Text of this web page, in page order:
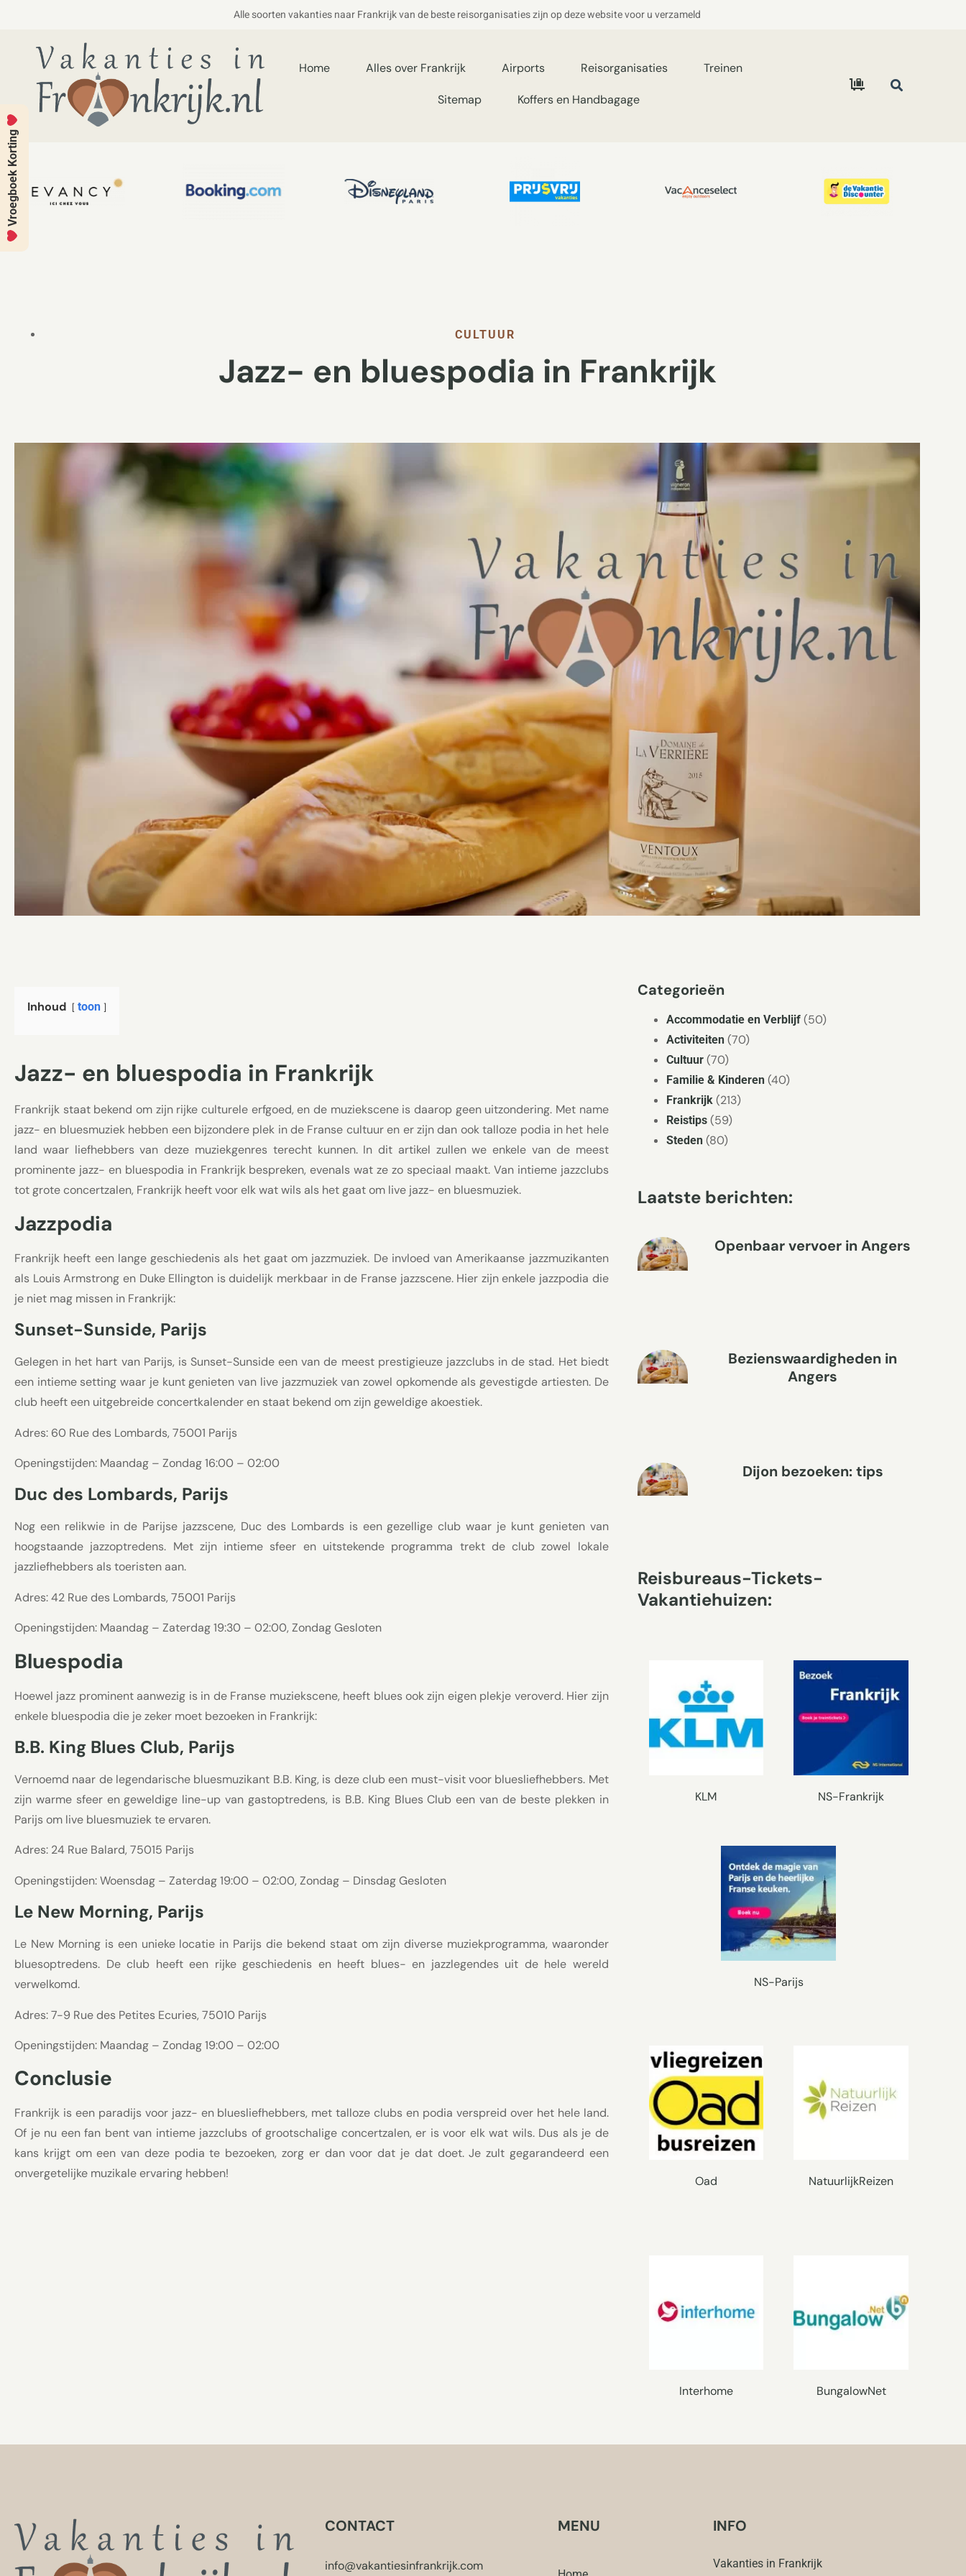
Alle soorten vakanties naar Frankrijk van de beste reisorganisaties zijn op deze website voor u verzameld
Home Alles over Frankrijk Airports Reisorganisaties Treinen
Sitemap Koffers en Handbagage
CULTUUR
Jazz- en bluespodia in Frankrijk
Inhoud toon
Jazz- en bluespodia in Frankrijk
Frankrijk staat bekend om zijn rijke culturele erfgoed, en de muziekscene is daarop geen uitzondering. Met name
jazz- en bluesmuziek hebben een bijzondere plek in de Franse cultuur en er zijn dan ook talloze podia in het hele
land waar liefhebbers van deze muziekgenres terecht kunnen. In dit artikel zullen we enkele van de meest
prominente jazz- en bluespodia in Frankrijk bespreken, evenals wat ze zo speciaal maakt. Van intieme jazzclubs
tot grote concertzalen, Frankrijk heeft voor elk wat wils als het gaat om live jazz- en bluesmuziek.
Jazzpodia
Frankrijk heeft een lange geschiedenis als het gaat om jazzmuziek. De invloed van Amerikaanse jazzmuzikanten
als Louis Armstrong en Duke Ellington is duidelijk merkbaar in de Franse jazzscene. Hier zijn enkele jazzpodia die
je niet mag missen in Frankrijk:
Sunset-Sunside, Parijs
Gelegen in het hart van Parijs, is Sunset-Sunside een van de meest prestigieuze jazzclubs in de stad. Het biedt
een intieme setting waar je kunt genieten van live jazzmuziek van zowel opkomende als gevestigde artiesten. De
club heeft een uitgebreide concertkalender en staat bekend om zijn geweldige akoestiek.
Adres: 60 Rue des Lombards, 75001 Parijs
Openingstijden: Maandag – Zondag 16:00 – 02:00
Duc des Lombards, Parijs
Nog een relikwie in de Parijse jazzscene, Duc des Lombards is een gezellige club waar je kunt genieten van
hoogstaande jazzoptredens. Met zijn intieme sfeer en uitstekende programma trekt de club zowel lokale
jazzliefhebbers als toeristen aan.
Adres: 42 Rue des Lombards, 75001 Parijs
Openingstijden: Maandag – Zaterdag 19:30 – 02:00, Zondag Gesloten
Bluespodia
Hoewel jazz prominent aanwezig is in de Franse muziekscene, heeft blues ook zijn eigen plekje veroverd. Hier zijn
enkele bluespodia die je zeker moet bezoeken in Frankrijk:
B.B. King Blues Club, Parijs
Vernoemd naar de legendarische bluesmuzikant B.B. King, is deze club een must-visit voor bluesliefhebbers. Met
zijn warme sfeer en geweldige line-up van gastoptredens, is B.B. King Blues Club een van de beste plekken in
Parijs om live bluesmuziek te ervaren.
Adres: 24 Rue Balard, 75015 Parijs
Openingstijden: Woensdag – Zaterdag 19:00 – 02:00, Zondag – Dinsdag Gesloten
Le New Morning, Parijs
Le New Morning is een unieke locatie in Parijs die bekend staat om zijn diverse muziekprogramma, waaronder
bluesoptredens. De club heeft een rijke geschiedenis en heeft blues- en jazzlegendes uit de hele wereld
verwelkomd.
Adres: 7-9 Rue des Petites Ecuries, 75010 Parijs
Openingstijden: Maandag – Zondag 19:00 – 02:00
Conclusie
Frankrijk is een paradijs voor jazz- en bluesliefhebbers, met talloze clubs en podia verspreid over het hele land.
Of je nu een fan bent van intieme jazzclubs of grootschalige concertzalen, er is voor elk wat wils. Dus als je de
kans krijgt om een van deze podia te bezoeken, zorg er dan voor dat je dat doet. Je zult gegarandeerd een
onvergetelijke muzikale ervaring hebben!
Categorieën
Accommodatie en Verblijf(50)
Activiteiten(70)
Cultuur(70)
Familie & Kinderen(40)
Frankrijk(213)
Reistips(59)
Steden(80)
Laatste berichten:
Openbaar vervoer in Angers
Bezienswaardigheden in
Angers
Dijon bezoeken: tips
Reisbureaus-Tickets-
Vakantiehuizen:
KLM NS-Frankrijk
NS-Parijs
Oad NatuurlijkReizen
Interhome BungalowNet
CONTACT
info@vakantiesinfrankrijk.com
MENU INFO
Vakanties in Frankrijk
Vroegboek Korting